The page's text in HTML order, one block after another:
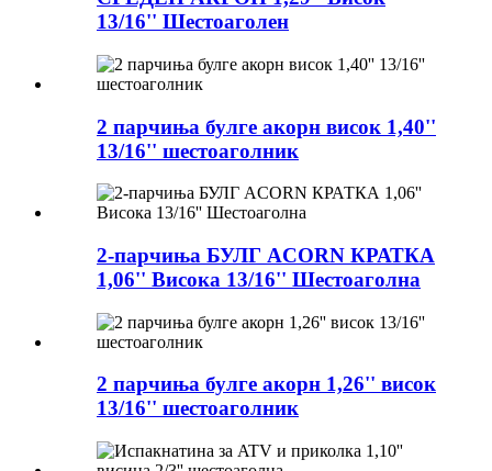
13/16'' Шестоаголен
2 парчиња булге акорн висок 1,40''
13/16'' шестоаголник
2-парчиња БУЛГ ACORN КРАТКА
1,06'' Висока 13/16'' Шестоаголна
2 парчиња булге акорн 1,26'' висок
13/16'' шестоаголник